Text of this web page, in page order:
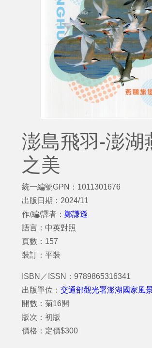
澎島飛羽-澎湖
之美
統一編號GPN：1011301676
出版日期：2024/11
作/編/譯者： 鄭謙遜
語言：中英對照
頁數：157
裝訂：平裝
ISBN／ISSN：9789865316341
出版單位： 交通部觀光署澎湖國家風
開數：菊16開
版次：初版
價格：定價$300